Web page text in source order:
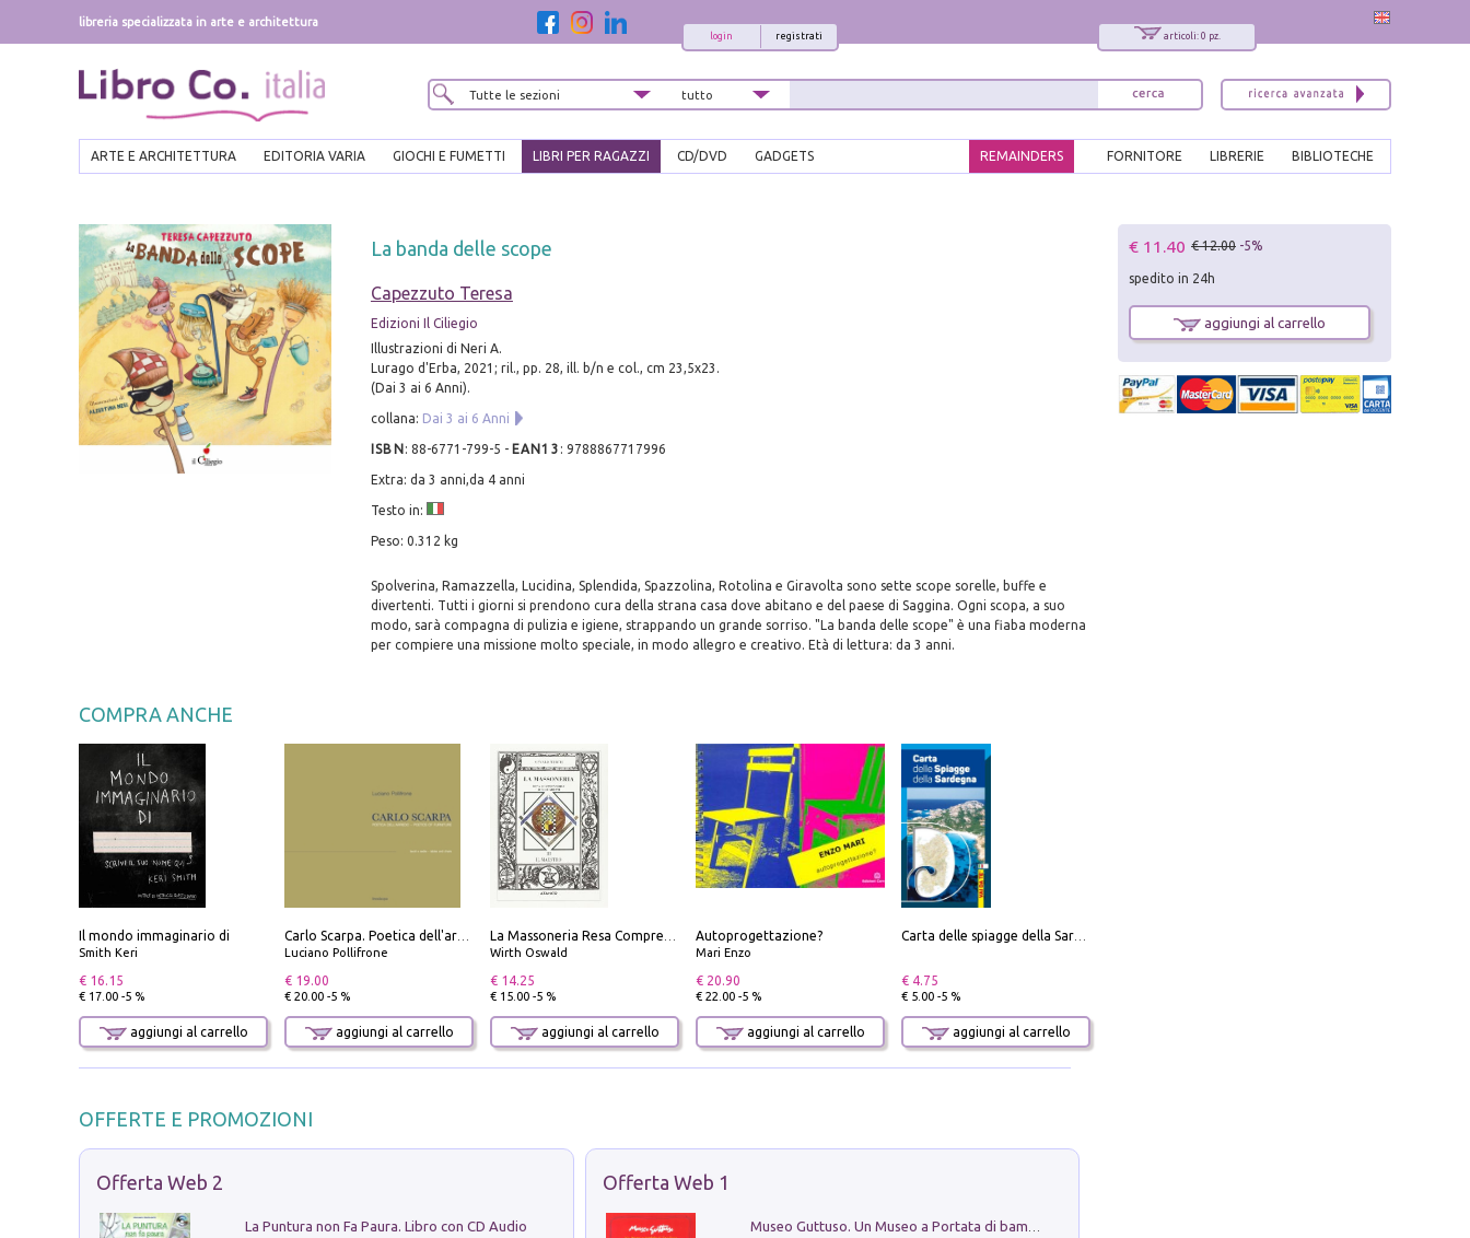
libreria specializzata in arte e architettura
articoli: 0 pz.
registrati
login
ARTE E ARCHITETTURA EDITORIA VARIA GIOCHI E FUMETTI LIBRI PER RAGAZZI CD/DVD GADGETS BIBLIOTECHE
LIBRERIE
FORNITORE
REMAINDERS
La banda delle scope
Capezzuto Teresa
Edizioni Il Ciliegio
Illustrazioni di Neri A.
Lurago d'Erba, 2021; ril., pp. 28, ill. b/n e col., cm 23,5x23.
(Dai 3 ai 6 Anni).
collana: Dai 3 ai 6 Anni
ISBN : 88-6771-799-5 - EAN13 : 9788867717996
Extra: da 3 anni,da 4 anni
Testo in:
Peso: 0.312 kg
Spolverina, Ramazzella, Lucidina, Splendida, Spazzolina, Rotolina e Giravolta sono sette scope sorelle, buffe e
divertenti. Tutti i giorni si prendono cura della strana casa dove abitano e del paese di Saggina. Ogni scopa, a suo
modo, sarà compagna di pulizia e igiene, strappando un grande sorriso. "La banda delle scope" è una fiaba moderna
per compiere una missione molto speciale, in modo allegro e creativo. Età di lettura: da 3 anni.
COMPRA ANCHE
Il mondo immaginario di
Smith Keri
€ 16.15
€ 17.00 -5 %
aggiungi al carrello
Luciano Pollifrone
€ 19.00
€ 20.00 -5 %
aggiungi al carrello
Wirth Oswald
€ 14.25
€ 15.00 -5 %
aggiungi al carrello
Autoprogettazione?
Mari Enzo
€ 20.90
€ 22.00 -5 %
aggiungi al carrello
€ 4.75
€ 5.00 -5 %
aggiungi al carrello
OFFERTE E PROMOZIONI
Offerta Web 2
La Puntura non Fa Paura. Libro con CD Audio
Offerta Web 1
€ 11.40 € 12.00 -5%
spedito in 24h
aggiungi al carrello
x
Interessato ai nostri libri?
Sarai informato delle nostre novità, potrai
comunque cancellarti quando desideri.
modulo di iscrizione